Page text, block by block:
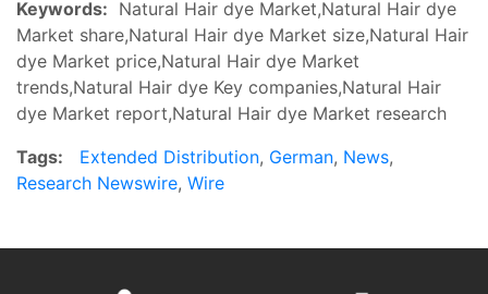
Keywords: Natural Hair dye Market,Natural Hair dye
Market share,Natural Hair dye Market size,Natural Hair
dye Market price,Natural Hair dye Market
trends,Natural Hair dye Key companies,Natural Hair
dye Market report,Natural Hair dye Market research
Tags:
Extended Distribution, German, News,
Research Newswire, Wire